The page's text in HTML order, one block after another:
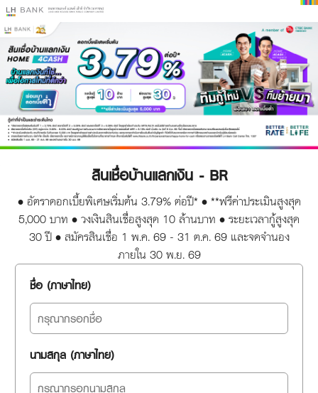
สินเชื่อบ้านแลกเงิน - BR
• อัตราดอกเบี้ยพิเศษเริ่มต้น 3.79% ต่อปี* • **ฟรีค่าประเมินสูงสุด
5,000 บาท • วงเงินสินเชื่อสูงสุด 10 ล้านบาท • ระยะเวลากู้สูงสุด
30 ปี • สมัครสินเชื่อ 1 พ.ค. 69 - 31 ต.ค. 69 และจดจำนอง
ภายใน 30 พ.ย. 69
ชื่อ (ภาษาไทย)
นามสกุล (ภาษาไทย)